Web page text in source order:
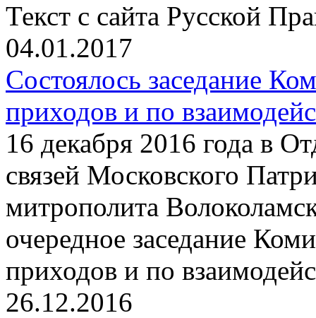
Текст с сайта Русской
04.01.2017
Состоялось заседание
приходов и по
16 декабря 2016 года в
связей Московского
митрополита
очередное заседание
приходов и по
26.12.2016